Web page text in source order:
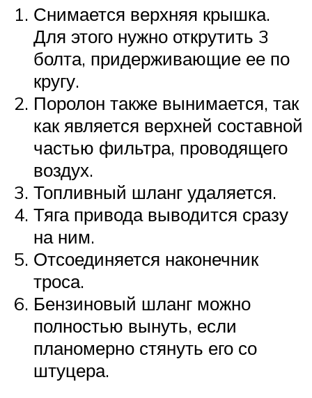
Снимается верхняя крышка.
Для этого нужно открутить 3
болта, придерживающие ее по
кругу.
Поролон также вынимается, так
как является верхней составной
частью фильтра, проводящего
воздух.
Топливный шланг удаляется.
Тяга привода выводится сразу
на ним.
Отсоединяется наконечник
троса.
Бензиновый шланг можно
полностью вынуть, если
планомерно стянуть его со
штуцера.